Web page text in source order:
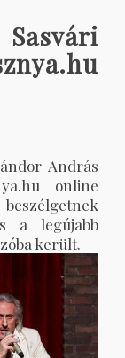
András
online
a legújabb
került.